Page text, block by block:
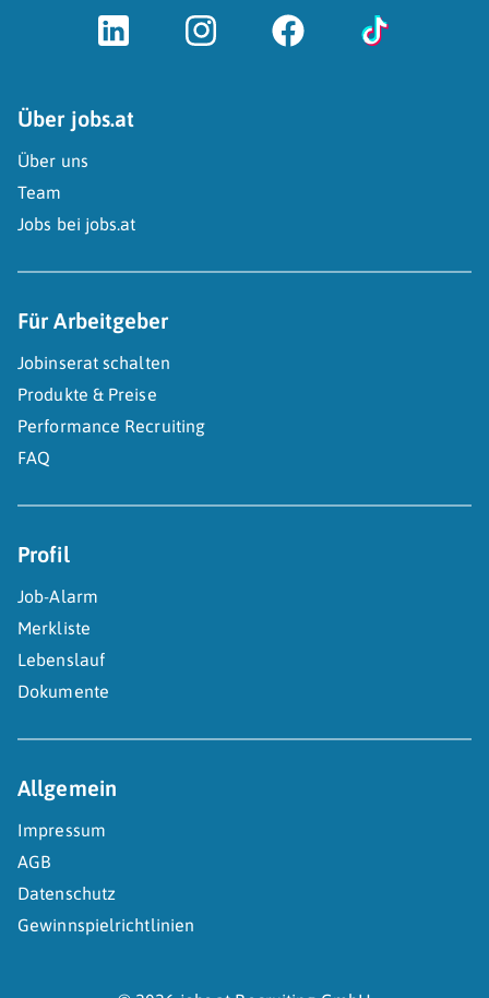
Über jobs.at
Über uns
Team
Jobs bei jobs.at
Für Arbeitgeber
Jobinserat schalten
Produkte & Preise
Performance Recruiting
FAQ
Profil
Job-Alarm
Merkliste
Lebenslauf
Dokumente
Allgemein
Impressum
AGB
Datenschutz
Gewinnspielrichtlinien